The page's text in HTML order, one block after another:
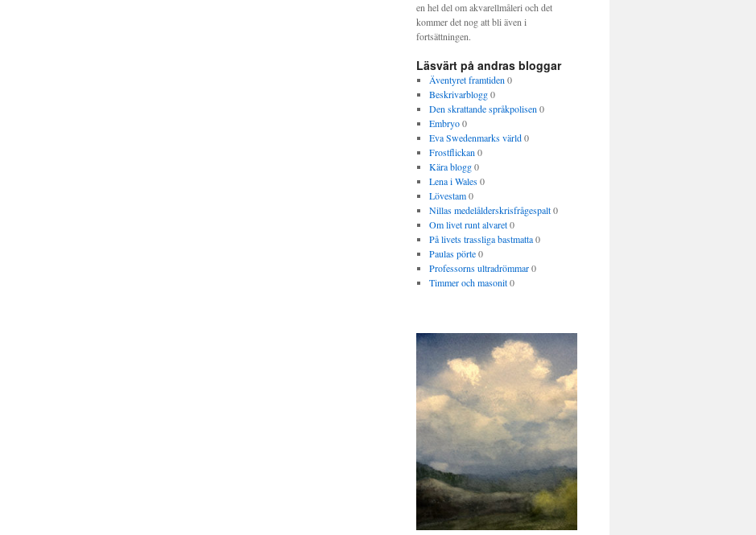
en hel del om akvarellmåleri och det
kommer det nog att bli även i
fortsättningen.
Läsvärt på andras bloggar
Äventyret framtiden 0
Beskrivarblogg0
Den skrattande språkpolisen 0
Embryo0
Eva Swedenmarks värld0
Frostflickan 0
Kära blogg0
Lena i Wales0
Lövestam0
Nillas medelålderskrisfrågespalt0
Om livet runt alvaret0
På livets trassliga bastmatta0
Paulas pörte0
Professorns ultradrömmar0
Timmer och masonit0